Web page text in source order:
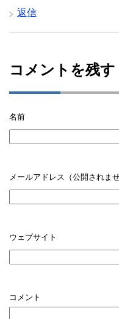
返信
コメントを残す
名前
メールアドレス（公開されませ
ウェブサイト
コメント